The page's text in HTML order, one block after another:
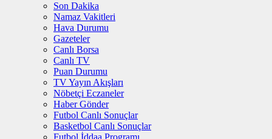
Son Dakika
Namaz Vakitleri
Hava Durumu
Gazeteler
Canlı Borsa
Canlı TV
Puan Durumu
TV Yayın Akışları
Nöbetçi Eczaneler
Haber Gönder
Futbol Canlı Sonuçlar
Basketbol Canlı Sonuçlar
Futbol İddaa Programı